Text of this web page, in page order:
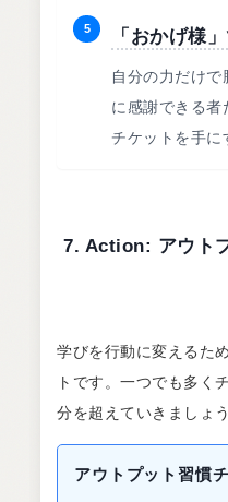
5 「おかげ様
自分の力だけで
に感謝できる者
チケットを手に
7. Action: アウト
学びを行動に変えるた
トです。一つでも多く
分を超えていきましょう
アウトプット習慣